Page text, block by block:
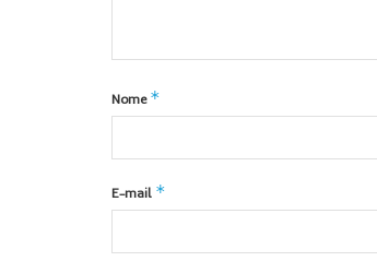
Nome *
E-mail *